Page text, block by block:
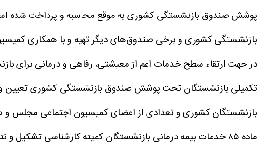
پوشش صندوق بازنشستگی کشوری به موقع محاسبه و پرداخت شده
بازنشستگی کشوری و برخی صندوق‌های دیگر تهیه و با همکاری
در جهت ارتقاء سطح خدمات اعم از معیشتی، رفاهی و درمانی برای
تکمیلی بازنشستگان تحت پوشش صندوق بازنشستگی کشوری تعیین و
بازنشستگان کشوری و تعدادی از اعضای کمیسیون اجتماعی مجلس
ماده ۸۵ خدمات بیمه درمانی بازنشستگان کمیته کارشناسی تشکیل و نتایج آن به جلسه مشترک کمیسیون اجتماعی و صندوق بازنشستگی کشوری ارائه شود.